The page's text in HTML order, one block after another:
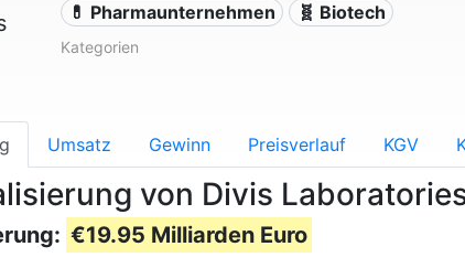
💊 Pharmaunternehmen 🧬 Biotech
Kategorien
Umsatz Gewinn Preisverlauf KGV
von Divis
€19.95 Milliarden Euro